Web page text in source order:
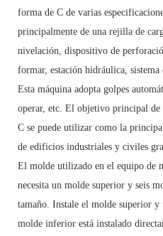
forma de C de varias
principalmente de una rejilla de
nivelación, dispositivo de
formar, estación hidráulica, sistema
Esta máquina adopta golpes
operar, etc. El objetivo principal de
C se puede utilizar como la
de edificios industriales y civiles
El molde utilizado en el equipo de
necesita un molde superior y seis
tamaño. Instale el molde superior
molde inferior está instalado